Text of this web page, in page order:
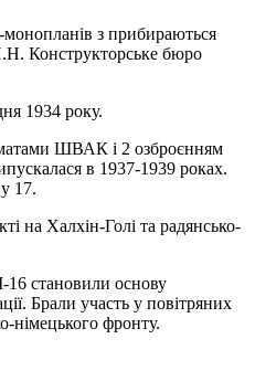
з прибираються
Конструкторське бюро
1934 року.
ШВАК і 2 озброєнням
в 1937-1939 роках.
17.
на Халхін-Голі та радянсько-
16 становили основу
Брали участь у повітряних
німецького фронту.